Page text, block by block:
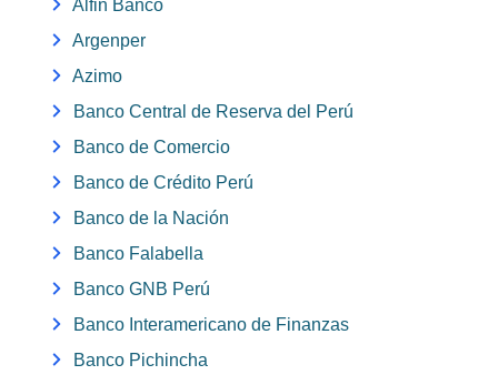
Alfin Banco
Argenper
Azimo
Banco Central de Reserva del Perú
Banco de Comercio
Banco de Crédito Perú
Banco de la Nación
Banco Falabella
Banco GNB Perú
Banco Interamericano de Finanzas
Banco Pichincha